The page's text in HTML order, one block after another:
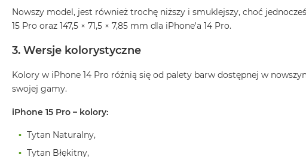
Według
pojemności
MacBook
256GB
Air
Nowszy model, jest również trochę niższy i smuklejszy, choć
15 Pro oraz 147,5 × 71,5 × 7,85 mm dla iPhone'a 14 Pro.
3. Wersje kolorystyczne
Kolory w iPhone 14 Pro różnią się od palety barw dostępnej w
swojej gamy.
iPhone 15 Pro – kolory:
Tytan Naturalny,
Tytan Błękitny,